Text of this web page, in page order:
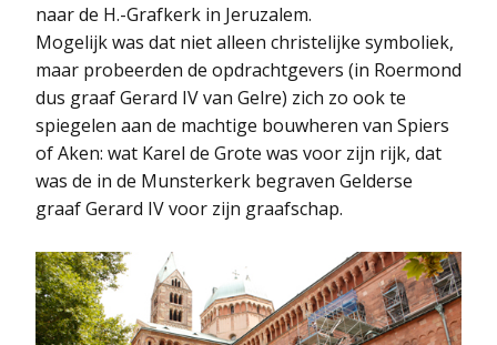
naar de H.-Grafkerk in Jeruzalem.
Mogelijk was dat niet alleen christelijke symboliek,
maar probeerden de opdrachtgevers (in Roermond
dus graaf Gerard IV van Gelre) zich zo ook te
spiegelen aan de machtige bouwheren van Spiers
of Aken: wat Karel de Grote was voor zijn rijk, dat
was de in de Munsterkerk begraven Gelderse
graaf Gerard IV voor zijn graafschap.